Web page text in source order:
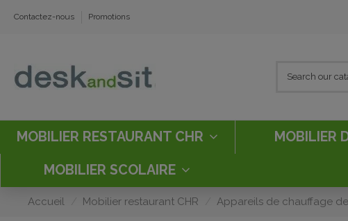
Contactez-nous Promotions
MOBILIER RESTAURANT CHR MOBILIER
MOBILIER SCOLAIRE
Accueil Mobilier restaurant CHR Appareils de chauffage